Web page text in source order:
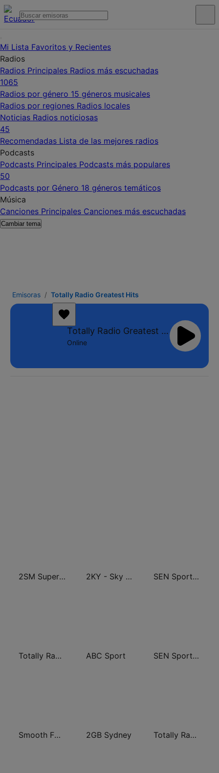
Mi Lista Favoritos y Recientes
Radios
Radios Principales Radios más escuchadas
1065
Radios por género 15 géneros musicales
Radios por regiones Radios locales
Noticias Radios noticiosas
45
Recomendadas Lista de las mejores radios
Podcasts
Podcasts Principales Podcasts más populares
50
Podcasts por Género 18 géneros temáticos
Música
Canciones Principales Canciones más escuchadas
Cambiar tema
Emisoras Totally Radio Greatest Hits
Totally Radio Greatest Hits
Online
2SM Super Radio 2KY - Sky Sports Radio SEN Sports 1116 AM
Totally Radio 80s ABC Sport SEN Sports 1170 Sydney
Smooth FM 95.3 Sydney 2GB Sydney Totally Radio Rock